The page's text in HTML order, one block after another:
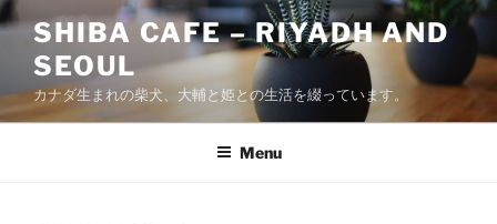
Skip
content
SHIBA CAFE – RIYADH AND
SEOUL
カナダ生まれの柴犬、大輔と姫との生活を綴っています。
Menu